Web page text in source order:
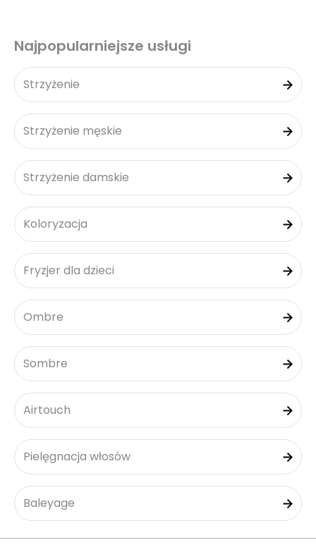
Najpopularniejsze usługi
Strzyżenie
Strzyżenie męskie
Strzyżenie damskie
Koloryzacja
Fryzjer dla dzieci
Ombre
Sombre
Airtouch
Pielęgnacja włosów
Baleyage